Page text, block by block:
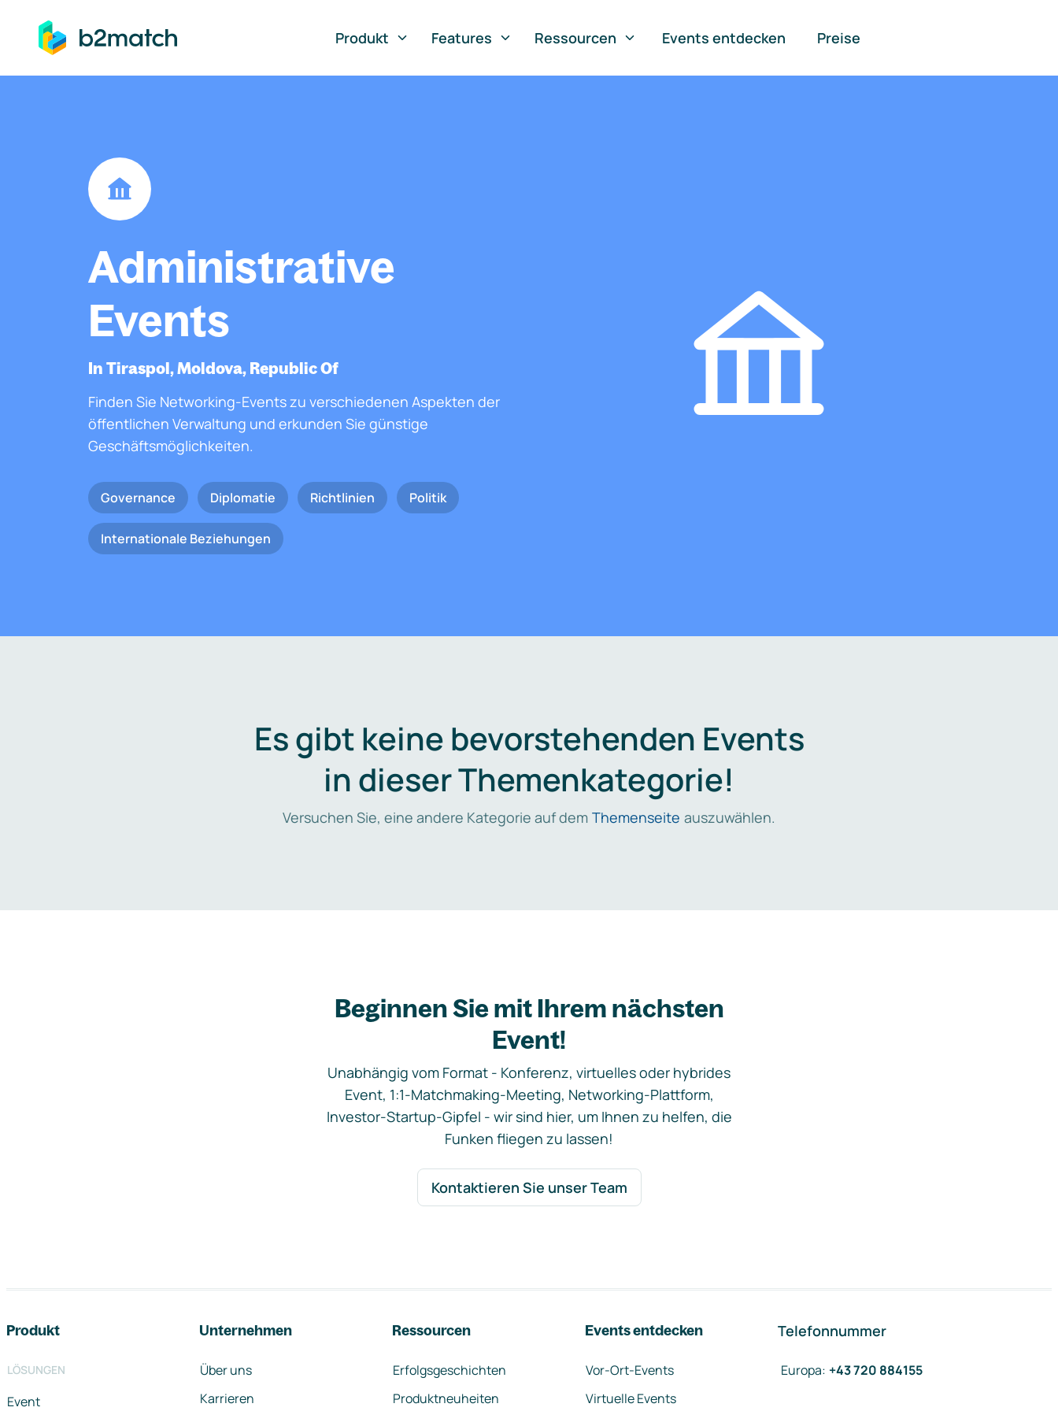
springen
Produkt
Features Ressourcen Events entdecken Preise
Administrative
Events
In Tiraspol, Moldova, Republic Of
Finden Sie Networking-Events zu verschiedenen Aspekten der
öffentlichen Verwaltung und erkunden Sie günstige
Geschäftsmöglichkeiten.
Governance Diplomatie Richtlinien Politik
Internationale Beziehungen
Es gibt keine bevorstehenden Events
in dieser Themenkategorie!
Versuchen Sie, eine andere Kategorie auf dem Themenseite auszuwählen.
Beginnen Sie mit Ihrem nächsten
Event!
Unabhängig vom Format - Konferenz, virtuelles oder hybrides
Event, 1:1-Matchmaking-Meeting, Networking-Plattform,
Investor-Startup-Gipfel - wir sind hier, um Ihnen zu helfen, die
Funken fliegen zu lassen!
Kontaktieren Sie unser Team
Produkt
LÖSUNGEN
Event
Unternehmen
Über uns
Karrieren
Ressourcen
Erfolgsgeschichten
Produktneuheiten
Events entdecken
Vor-Ort-Events
Virtuelle Events
Telefonnummer
Europa: +43 720 884155